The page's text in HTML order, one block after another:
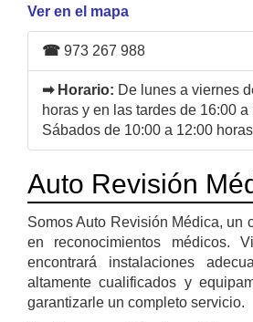
Ver en el mapa
☎ 973 267 988
➡ Horario: De lunes a viernes
horas y en las tardes de 16:00 a
Sábados de 10:00 a 12:00
Auto Revisión
Somos Auto Revisión Médica, un
en reconocimientos médicos.
encontrará instalaciones
altamente cualificados y
garantizarle un completo servicio.